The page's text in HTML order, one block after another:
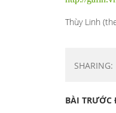
Thùy Linh
SHARING:
BÀI TRƯỚC